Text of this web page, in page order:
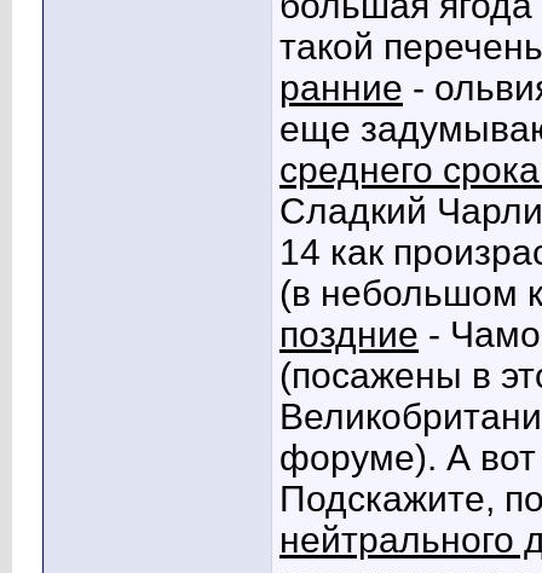
такой
ранние -
еще
среднего
Сладкий
14 как
(в небольшом
поздние -
(посажены в
форуме). А вот
Подскажите,
нейтрального